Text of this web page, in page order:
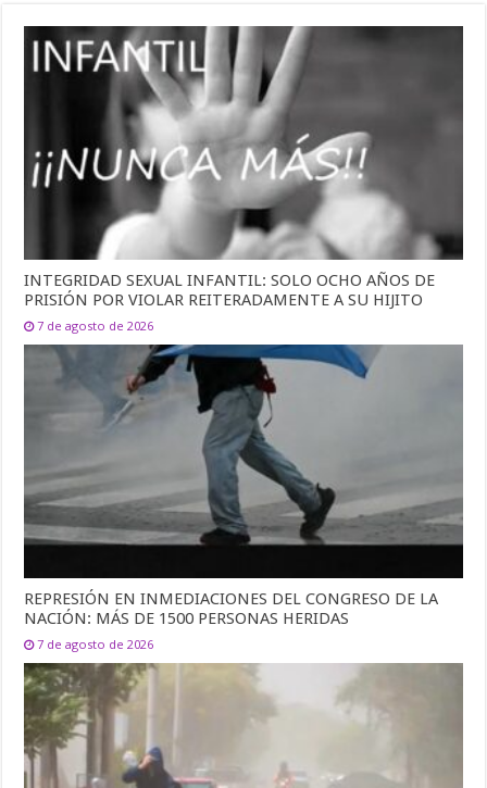
INTEGRIDAD SEXUAL INFANTIL: SOLO OCHO AÑOS DE
PRISIÓN POR VIOLAR REITERADAMENTE A SU HIJITO
7 de agosto de 2026
REPRESIÓN EN INMEDIACIONES DEL CONGRESO DE LA
NACIÓN: MÁS DE 1500 PERSONAS HERIDAS
7 de agosto de 2026